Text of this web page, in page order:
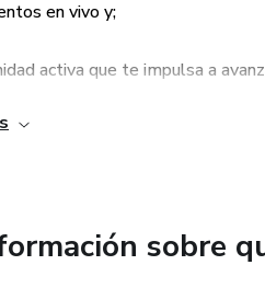
✔️ Comunidad
en vivo y;
activa que te impulsa a
sobre